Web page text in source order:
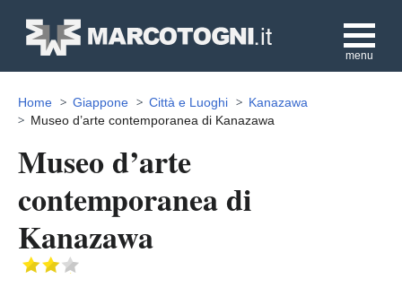
menu
Home Giappone Città e Luoghi
Kanazawa
Museo d’arte contemporanea di Kanazawa
Museo d’arte
contemporanea di
Kanazawa